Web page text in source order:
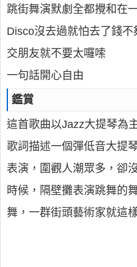
跳街舞演默劇全都攪和在
Disco沒去過就怕去了錢不
交朋友就不要太囉嗦
一句話開心自由
鑑賞
這首歌曲以Jazz大提琴為
歌詞描述一個彈低音大提
表演，圍觀人潮眾多，卻
時候，隔壁攤表演跳舞的
舞，一群街頭藝術家就這